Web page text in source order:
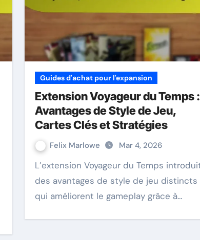
Guides d'achat pour l'expansion
Extension Voyageur du Temps :
Avantages de Style de Jeu,
Cartes Clés et Stratégies
Felix Marlowe Mar 4, 2026
L’extension Voyageur du Temps introduit
des avantages de style de jeu distincts
qui améliorent le gameplay grâce à…